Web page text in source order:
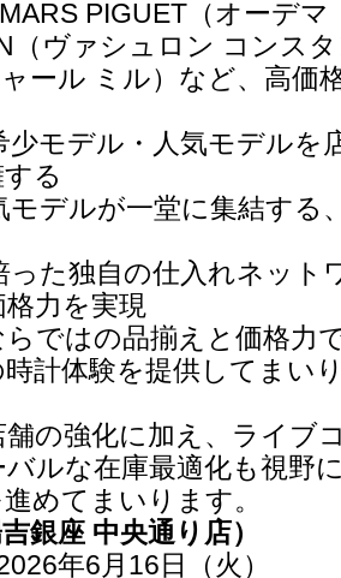
PIGUET（オーデマ
（ヴァシュロン コンス
ール ミル）など、高価
モデル・人気モデルを
る
デルが一堂に集結する
た独自の仕入れネット
力を実現
ではの品揃えと価格力
計体験を提供してまい
の強化に加え、ライブ
ルな在庫最適化も視野
めてまいります。
銀座 中央通り店）
年6月16日（火）